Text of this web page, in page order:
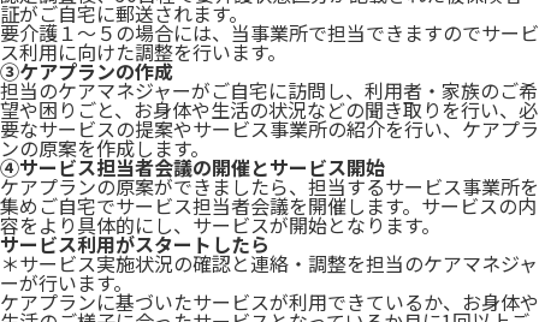
証がご自宅に郵送されます。
要介護１～５の場合には、当事業所で担当できますのでサービ
ス利用に向けた調整を行います。
③ケアプランの作成
担当のケアマネジャーがご自宅に訪問し、利用者・家族のご希
望や困りごと、お身体や生活の状況などの聞き取りを行い、必
要なサービスの提案やサービス事業所の紹介を行い、ケアプラ
ンの原案を作成します。
④サービス担当者会議の開催とサービス開始
ケアプランの原案ができましたら、担当するサービス事業所を
集めご自宅でサービス担当者会議を開催します。サービスの内
容をより具体的にし、サービスが開始となります。
サービス利用がスタートしたら
＊サービス実施状況の確認と連絡・調整を担当のケアマネジャ
ーが行います。
ケアプランに基づいたサービスが利用できているか、お身体や